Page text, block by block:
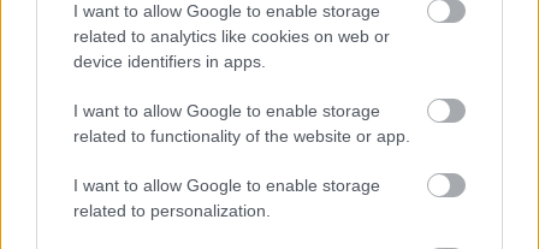
I want to allow Google to enable storage
related to analytics like cookies on web or
device identifiers in apps.
I want to allow Google to enable storage
related to functionality of the website or app.
I want to allow Google to enable storage
related to personalization.